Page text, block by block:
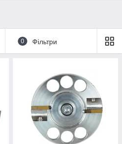
0 Фільтри